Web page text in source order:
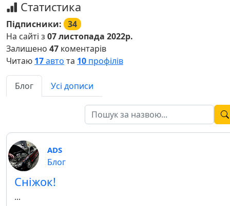
Статистика
Підписники: 34
На сайті з 07 листопада 2022р.
Залишено 47 коментарів
Читаю 17авто та 10 профілів
Блог Усі дописи
ADS
Блог
Сніжок!
...